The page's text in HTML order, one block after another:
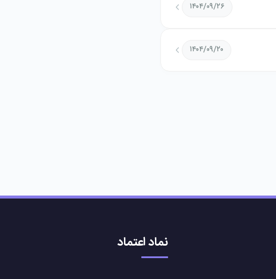
۱۴۰۴/۰۹/۲۶
۱۴۰۴/۰۹/۲۰
نماد اعتماد